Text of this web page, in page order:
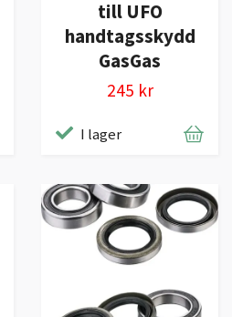
till UFO
handtagsskydd
GasGas
245 kr
I lager